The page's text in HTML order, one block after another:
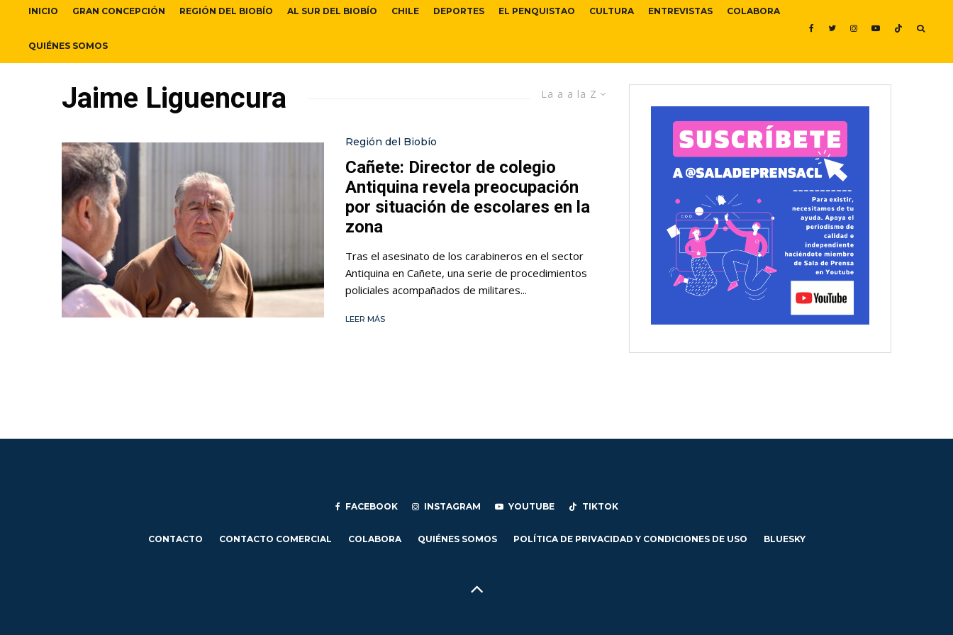
INICIO GRAN CONCEPCIÓN REGIÓN DEL BIOBÍO AL SUR DEL BIOBÍO CHILE DEPORTES EL PENQUISTAO CULTURA ENTREVISTAS COLABORA
QUIÉNES SOMOS
La a a la Z
Jaime Liguencura
Región del Biobío
Cañete: Director de colegio
Antiquina revela preocupación
por situación de escolares en la
zona
Tras el asesinato de los carabineros en el sector
Antiquina en Cañete, una serie de procedimientos
policiales acompañados de militares...
LEER MÁS
FACEBOOK INSTAGRAM YOUTUBE TIKTOK
CONTACTO CONTACTO COMERCIAL COLABORA QUIÉNES SOMOS POLÍTICA DE PRIVACIDAD Y CONDICIONES DE USO BLUESKY